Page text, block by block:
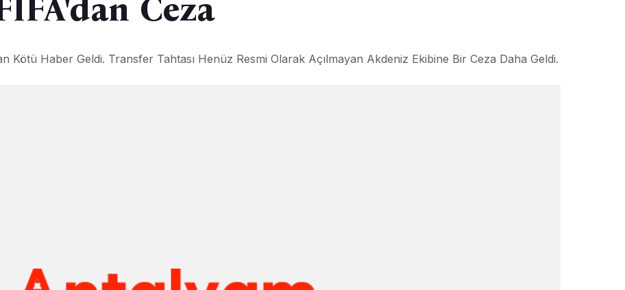
Ceza
Kötü Haber Geldi. Transfer Tahtası Henüz Resmi Olarak Açılmayan Akdeniz Ekibine Bir Ceza Daha Geldi.